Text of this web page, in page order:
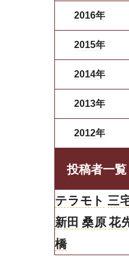
2016年
2015年
2014年
2013年
2012年
投稿者一覧
テラモト 三
新田 桑原花
橋